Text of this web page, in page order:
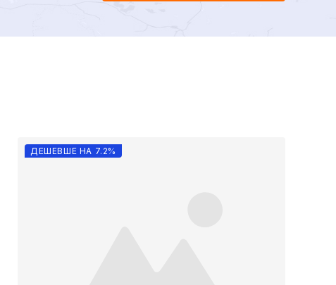
ДЕШЕВШЕ НА 7.2%